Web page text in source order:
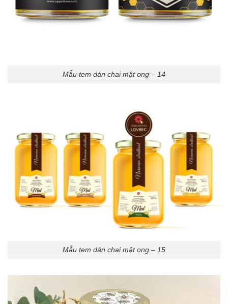
Mẫu tem dán chai mật ong – 14
Mẫu tem dán chai mật ong – 15